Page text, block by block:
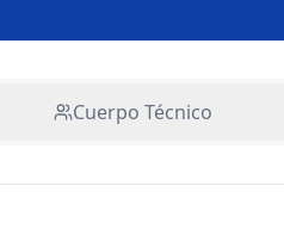
Cuerpo Técnico